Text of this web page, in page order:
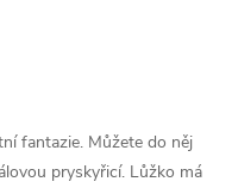
fantazie. Můžete do něj
pryskyřicí. Lůžko má